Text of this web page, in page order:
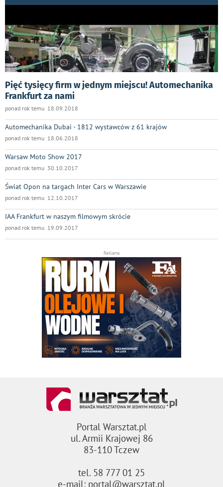
Pięć tysięcy firm w jednym miejscu! Automechanika
Frankfurt za nami
ponad rok temu 18.09.2018
Automechanika Dubai - 1812 wystawców z 61 krajów
ponad rok temu 18.06.2018
Warsaw Moto Show 2017
ponad rok temu 30.10.2017
Świat Opon na targach Inter Cars w Warszawie
ponad rok temu 12.10.2017
IAA Frankfurt w naszym filmowym skrócie
ponad rok temu 19.09.2017
Reklama
Portal Warsztat.pl
ul. Armii Krajowej 86
83-110 Tczew
tel. 58 777 01 25
e-mail: portal@warsztat.pl